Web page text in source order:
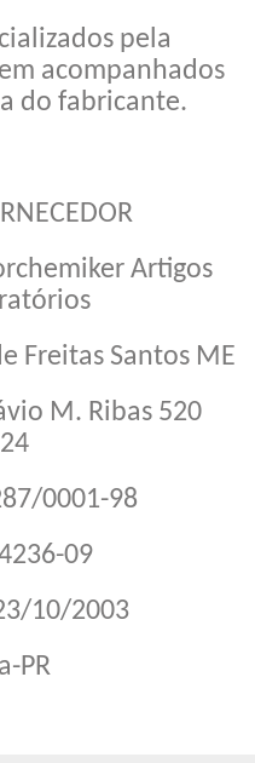
pela
acompanhados
do fabricante.
Artigos
Freitas Santos ME
M. Ribas 520
0001-98
09
10/2003
PR